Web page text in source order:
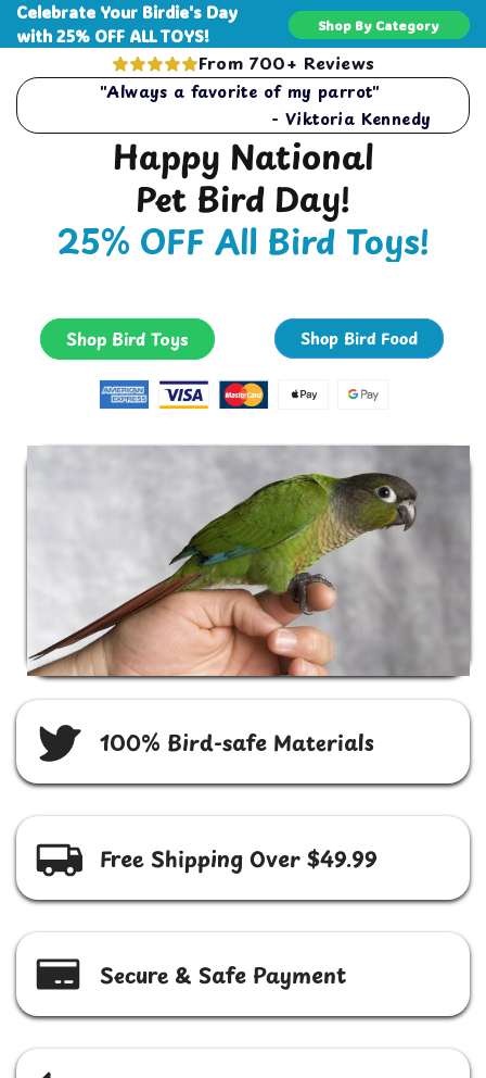
directamente
al contenido
Celebrate Your Birdie's Day
with 25% OFF ALL TOYS!
Shop By Category
From 700+ Reviews
"Always a favorite of my parrot"
- Viktoria Kennedy
Happy National
Pet Bird Day!
25% OFF All Bird Toys!
Shop Bird Toys Shop Bird Food
100% Bird-safe Materials
Free Shipping Over $49.99
Secure & Safe Payment